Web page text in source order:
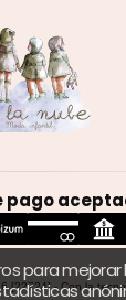
pago
[22724] - Con la
para mejorar